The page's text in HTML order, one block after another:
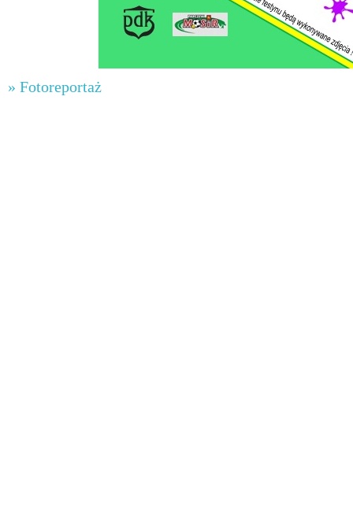
» Fotoreportaż